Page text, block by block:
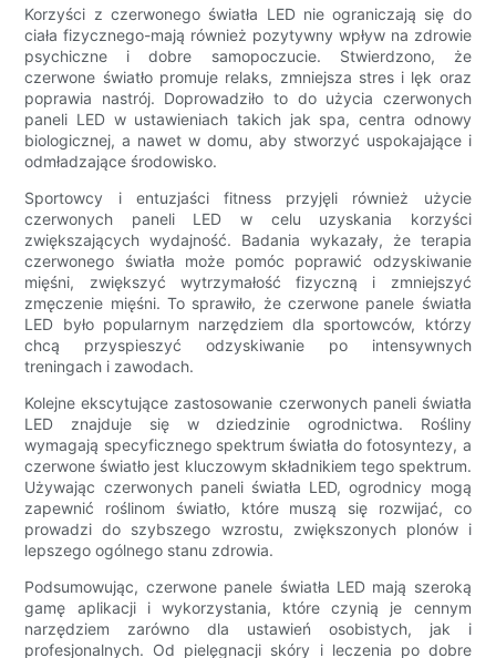
Korzyści z czerwonego światła LED nie ograniczają się do
ciała fizycznego-mają również pozytywny wpływ na zdrowie
psychiczne i dobre samopoczucie. Stwierdzono, że
czerwone światło promuje relaks, zmniejsza stres i lęk oraz
poprawia nastrój. Doprowadziło to do użycia czerwonych
paneli LED w ustawieniach takich jak spa, centra odnowy
biologicznej, a nawet w domu, aby stworzyć uspokajające i
odmładzające środowisko.
Sportowcy i entuzjaści fitness przyjęli również użycie
czerwonych paneli LED w celu uzyskania korzyści
zwiększających wydajność. Badania wykazały, że terapia
czerwonego światła może pomóc poprawić odzyskiwanie
mięśni, zwiększyć wytrzymałość fizyczną i zmniejszyć
zmęczenie mięśni. To sprawiło, że czerwone panele światła
LED było popularnym narzędziem dla sportowców, którzy
chcą przyspieszyć odzyskiwanie po intensywnych
treningach i zawodach.
Kolejne ekscytujące zastosowanie czerwonych paneli światła
LED znajduje się w dziedzinie ogrodnictwa. Rośliny
wymagają specyficznego spektrum światła do fotosyntezy, a
czerwone światło jest kluczowym składnikiem tego spektrum.
Używając czerwonych paneli światła LED, ogrodnicy mogą
zapewnić roślinom światło, które muszą się rozwijać, co
prowadzi do szybszego wzrostu, zwiększonych plonów i
lepszego ogólnego stanu zdrowia.
Podsumowując, czerwone panele światła LED mają szeroką
gamę aplikacji i wykorzystania, które czynią je cennym
narzędziem zarówno dla ustawień osobistych, jak i
profesjonalnych. Od pielęgnacji skóry i leczenia po dobre